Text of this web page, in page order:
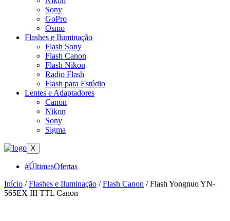
Sony
GoPro
Osmo
Flashes e Iluminação
Flash Sony
Flash Canon
Flash Nikon
Radio Flash
Flash para Estúdio
Lentes e Adaptadores
Canon
Nikon
Sony
Sigma
X
#ÚltimasOfertas
Início /Flashes e Iluminação /Flash Canon / Flash Yongnuo YN-
565EX III TTL Canon